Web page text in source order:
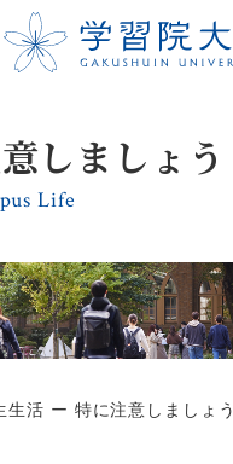
しましょう
Life
生活 特に注意しましょう